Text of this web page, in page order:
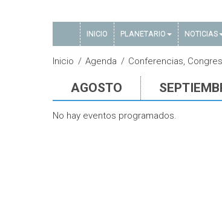
INICIO PLANETARIO NOTICIAS
Inicio Agenda Conferencias,
AGOSTO
No hay eventos programados.